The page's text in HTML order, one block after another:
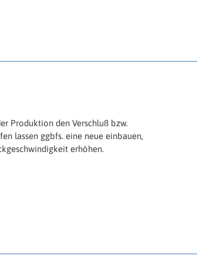
Produktion den Verschluß bzw.
lassen ggbfs. eine neue einbauen,
erhöhen.